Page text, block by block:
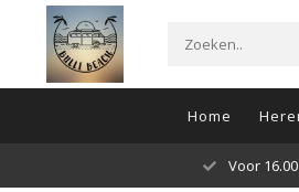
Home
Voor